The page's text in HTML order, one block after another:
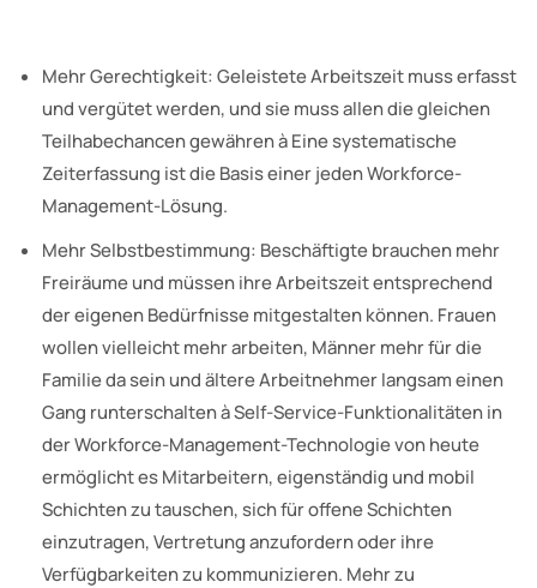
Mehr Gerechtigkeit: Geleistete Arbeitszeit muss erfasst
und vergütet werden, und sie muss allen die gleichen
Teilhabechancen gewähren à Eine systematische
Zeiterfassung ist die Basis einer jeden Workforce-
Management-Lösung.
Mehr Selbstbestimmung: Beschäftigte brauchen mehr
Freiräume und müssen ihre Arbeitszeit entsprechend
der eigenen Bedürfnisse mitgestalten können. Frauen
wollen vielleicht mehr arbeiten, Männer mehr für die
Familie da sein und ältere Arbeitnehmer langsam einen
Gang runterschalten à Self-Service-Funktionalitäten in
der Workforce-Management-Technologie von heute
ermöglicht es Mitarbeitern, eigenständig und mobil
Schichten zu tauschen, sich für offene Schichten
einzutragen, Vertretung anzufordern oder ihre
Verfügbarkeiten zu kommunizieren. Mehr zu